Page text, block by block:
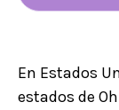
En Estados
estados de